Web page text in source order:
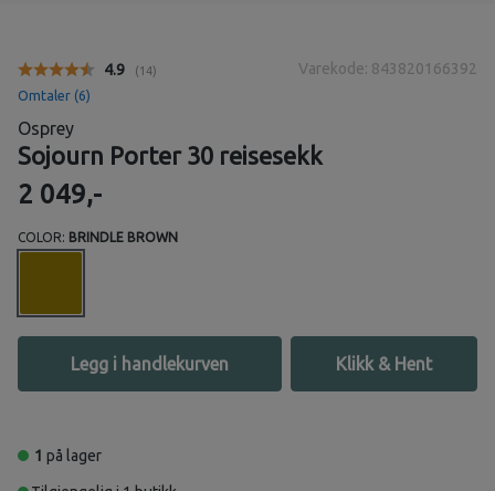
Gjennomsnittskarakter:
4.9 (stemmer:
14)
Omtaler (6)
Varekode: 843820166392
Osprey
Sojourn Porter 30 reisesekk
2 049,-
COLOR: BRINDLE BROWN
Legg i handlekurven Klikk & Hent
1 på lager